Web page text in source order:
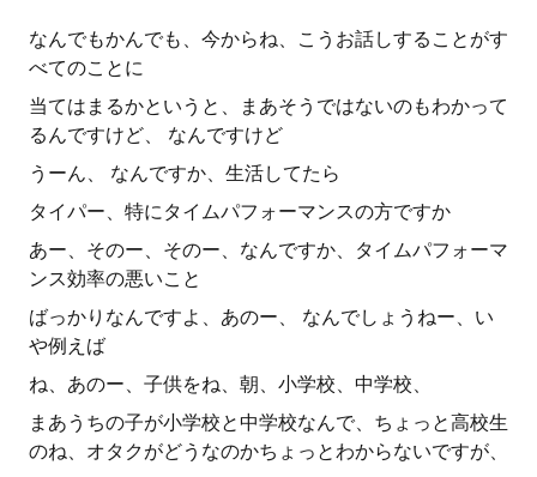
なんでもかんでも、今からね、こうお話しすることがす
べてのことに
当てはまるかというと、まあそうではないのもわかって
るんですけど、 なんですけど
うーん、 なんですか、生活してたら
タイパー、特にタイムパフォーマンスの方ですか
あー、そのー、そのー、なんですか、タイムパフォーマ
ンス効率の悪いこと
ばっかりなんですよ、あのー、 なんでしょうねー、い
や例えば
ね、あのー、子供をね、朝、小学校、中学校、
まあうちの子が小学校と中学校なんで、ちょっと高校生
のね、オタクがどうなのかちょっとわからないですが、